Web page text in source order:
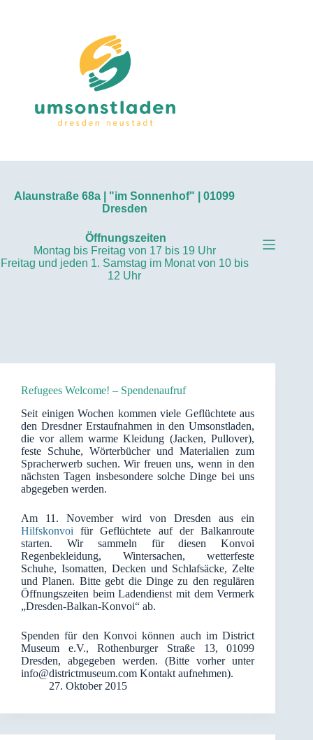
Alaunstraße 68a | "im Sonnenhof" | 01099
Dresden
Öffnungszeiten
Montag bis Freitag von 17 bis 19 Uhr
Freitag und jeden 1. Samstag im Monat von 10 bis
12 Uhr
Refugees Welcome! – Spendenaufruf
Seit einigen Wochen kommen viele Geflüchtete aus
den Dresdner Erstaufnahmen in den Umsonstladen,
die vor allem warme Kleidung (Jacken, Pullover),
feste Schuhe, Wörterbücher und Materialien zum
Spracherwerb suchen. Wir freuen uns, wenn in den
nächsten Tagen insbesondere solche Dinge bei uns
abgegeben werden.
Am 11. November wird von Dresden aus ein
Hilfskonvoi für Geflüchtete auf der Balkanroute
starten. Wir sammeln für diesen Konvoi
Regenbekleidung, Wintersachen, wetterfeste
Schuhe, Isomatten, Decken und Schlafsäcke, Zelte
und Planen. Bitte gebt die Dinge zu den regulären
Öffnungszeiten beim Ladendienst mit dem Vermerk
„Dresden-Balkan-Konvoi“ ab.
Spenden für den Konvoi können auch im District
Museum e.V., Rothenburger Straße 13, 01099
Dresden, abgegeben werden. (Bitte vorher unter
info@districtmuseum.com Kontakt aufnehmen).
27. Oktober 2015